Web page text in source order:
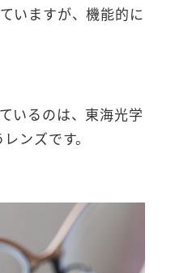
いますが、機能的に
いるのは、東海光学
ンズです。